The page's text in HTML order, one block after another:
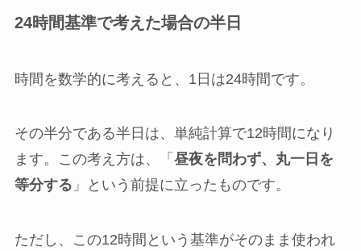
24時間基準で考えた場合の半日
時間を数学的に考えると、1日は24時間です。
その半分である半日は、単純計算で12時間になり
ます。この考え方は、「 昼夜を問わず、丸一日を
等分する 」という前提に立ったものです。
ただし、この12時間という基準がそのまま使われ